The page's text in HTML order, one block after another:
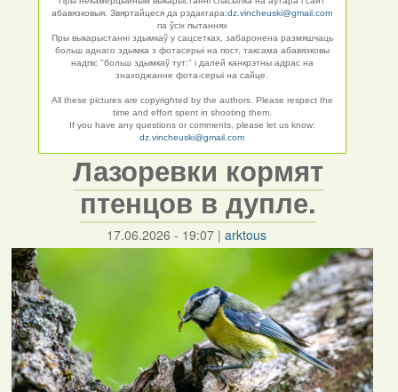
абавязковыя. Звяртайцеся да рэдактара:dz.vincheuski@gmail.com
па ўсіх пытаннях
Пры выкарыстанні здымкаў у сацсетках, забаронена размяшчаць
больш аднаго здымка з фотасерыі на пост, таксама абавязковы
надпіс "больш здымкаў тут:" і далей канкрэтны адрас на
знаходжанне фота-серыі на сайце.
All these pictures are copyrighted by the authors. Please respect the
time and effort spent in shooting them.
If you have any questions or comments, please let us know:
dz.vincheuski@gmail.com
Лазоревки кормят
птенцов в дупле.
17.06.2026 - 19:07 |arktous